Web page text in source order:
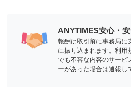
ANYTIMES安心・
報酬は取引前に事務局に
に振り込まれます。利用
でも不審な内容のサービ
ーがあった場合は通報し